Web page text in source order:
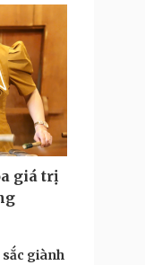
giá trị
giành